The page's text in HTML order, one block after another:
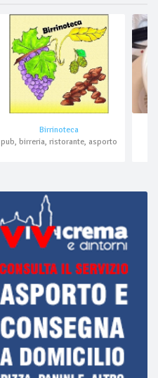
Birrinoteca
pub, birreria, ristorante, asporto